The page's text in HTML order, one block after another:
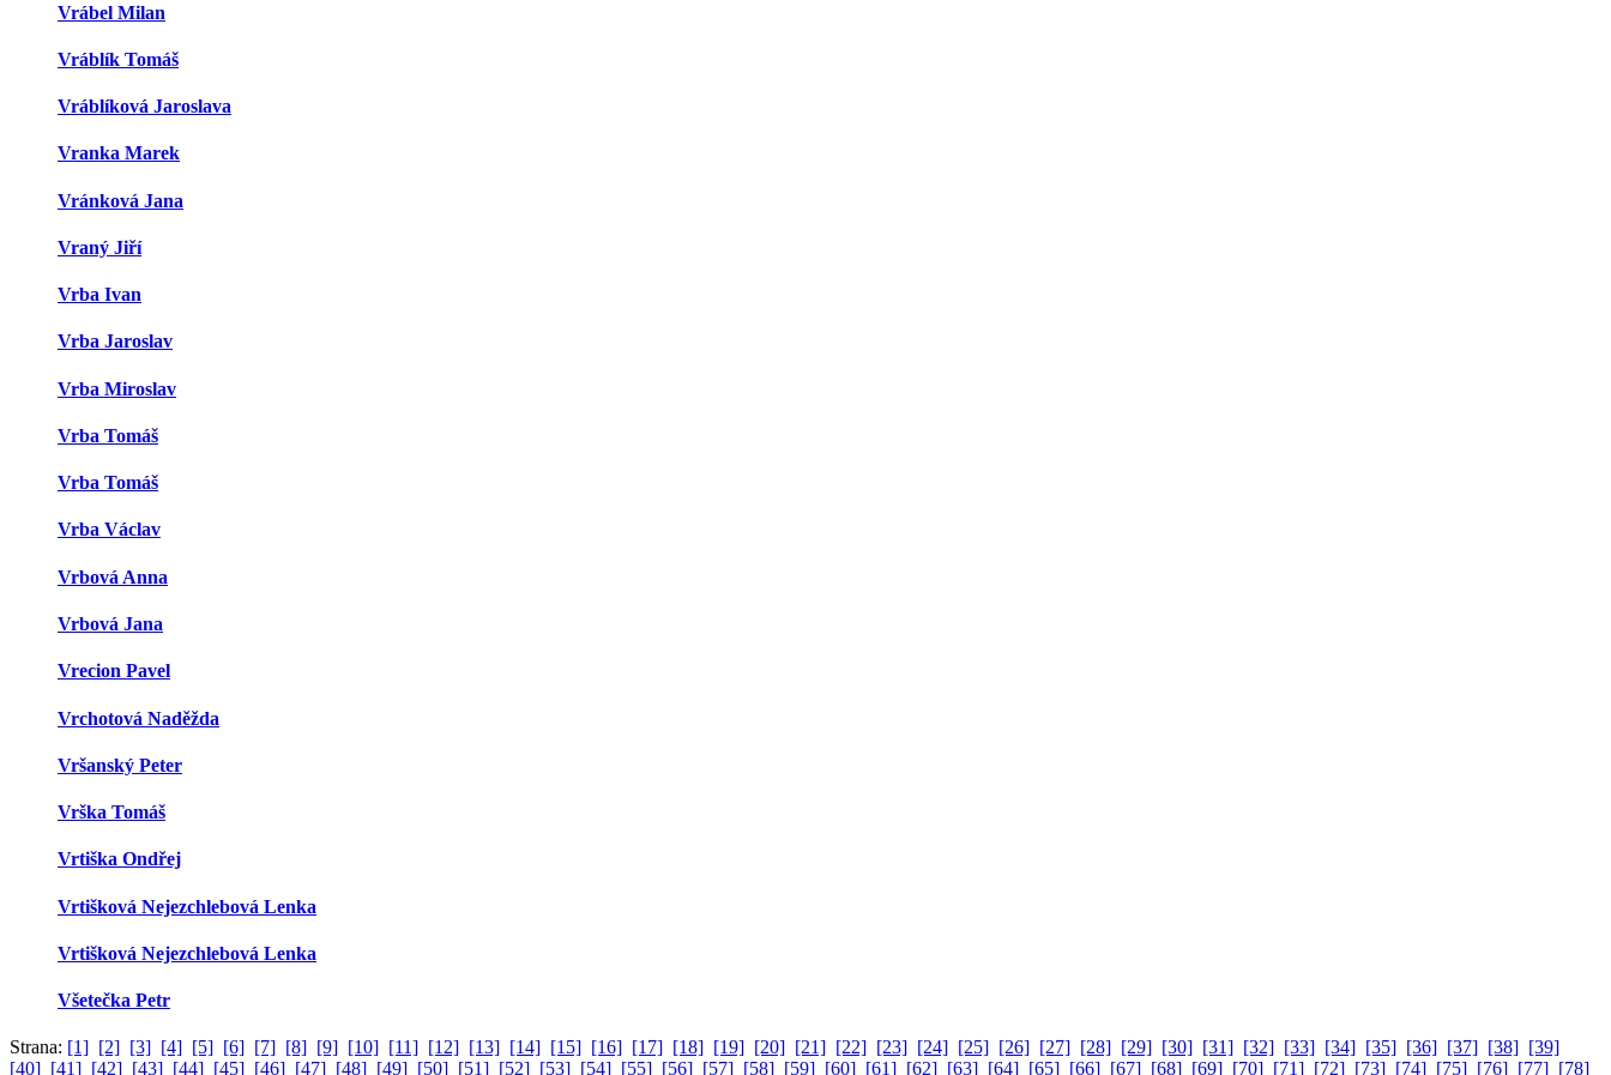
Vrábel Milan
Vráblík Tomáš
Vráblíková Jaroslava
Vranka Marek
Vránková Jana
Vraný Jiří
Vrba Ivan
Vrba Jaroslav
Vrba Miroslav
Vrba Tomáš
Vrba Tomáš
Vrba Václav
Vrbová Anna
Vrbová Jana
Vrecion Pavel
Vrchotová Naděžda
Vršanský Peter
Vrška Tomáš
Vrtiška Ondřej
Vrtišková Nejezchlebová Lenka
Vrtišková Nejezchlebová Lenka
Všetečka Petr
Strana: [1] [2] [3] [4] [5] [6] [7] [8] [9] [10] [11] [12] [13] [14] [15] [16] [17] [18] [19] [20] [21] [22] [23] [24] [25] [26] [27] [28] [29] [30] [31] [32] [33] [34] [35] [36] [37] [38] [39]
[40] [41] [42] [43] [44] [45] [46] [47] [48] [49] [50] [51] [52] [53] [54] [55] [56] [57] [58] [59] [60] [61] [62] [63] [64] [65] [66] [67] [68] [69] [70] [71] [72] [73] [74] [75] [76] [77] [78]